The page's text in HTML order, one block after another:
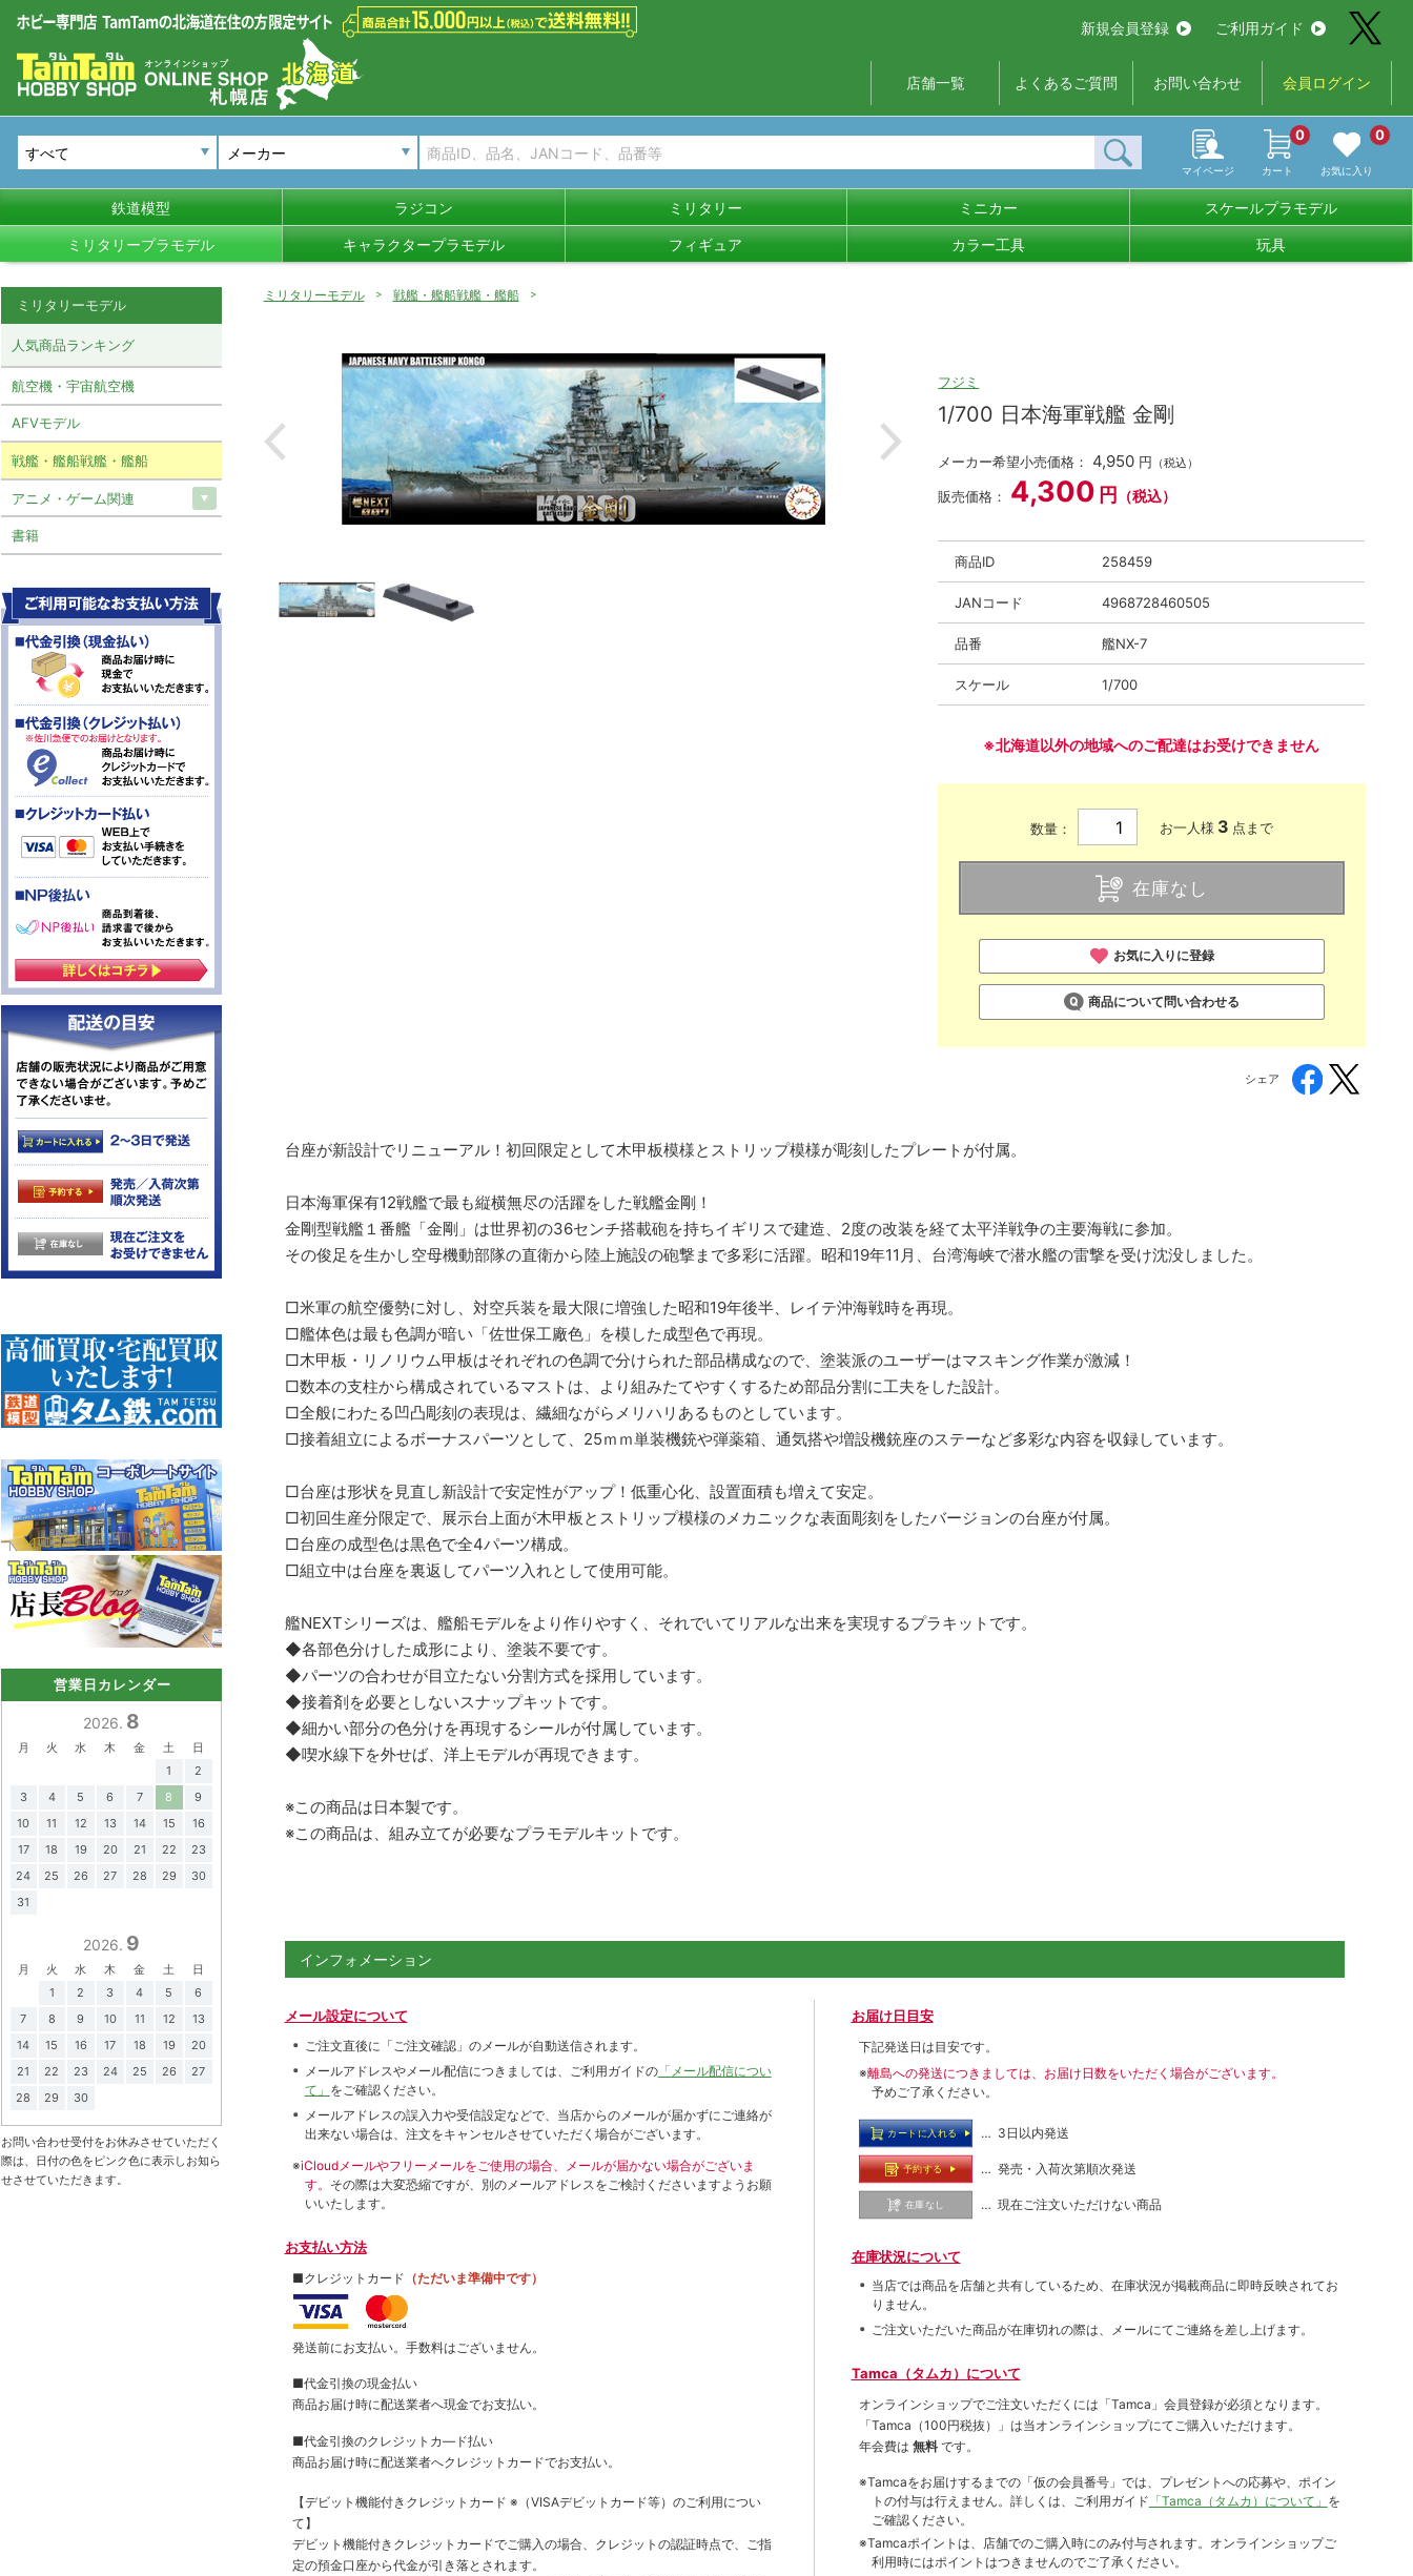
新規会員登録 ご利用ガイド
店舗一覧 よくあるご質問 お問い合わせ 会員ログイン
メーカー
マイページ カート
0
お気に入り
0
鉄道模型 ラジコン ミリタリー ミニカー スケールプラモデル
ミリタリープラモデル キャラクタープラモデル フィギュア カラー工具 玩具
ミリタリーモデル 戦艦・艦船戦艦・艦船
フジミ
1/700 日本海軍戦艦 金剛
メーカー希望小売価格： 4,950 円 （税込）
販売価格： 4,300 円 （税込）
商品ID 258459
JANコード 4968728460505
品番 艦NX-7
スケール 1/700
※北海道以外の地域へのご配達はお受けできません
数量： お一人様 3 点まで
在庫なし
お気に入りに登録
商品について問い合わせる
シェア
台座が新設計でリニューアル！初回限定として木甲板模様とストリップ模様が彫刻したプレートが付属。
日本海軍保有12戦艦で最も縦横無尽の活躍をした戦艦金剛！
金剛型戦艦１番艦「金剛」は世界初の36センチ搭載砲を持ちイギリスで建造、2度の改装を経て太平洋戦争の主要海戦に参加。
その俊足を生かし空母機動部隊の直衛から陸上施設の砲撃まで多彩に活躍。昭和19年11月、台湾海峡で潜水艦の雷撃を受け沈没しました。
□米軍の航空優勢に対し、対空兵装を最大限に増強した昭和19年後半、レイテ沖海戦時を再現。
□艦体色は最も色調が暗い「佐世保工廠色」を模した成型色で再現。
□木甲板・リノリウム甲板はそれぞれの色調で分けられた部品構成なので、塗装派のユーザーはマスキング作業が激減！
□数本の支柱から構成されているマストは、より組みたてやすくするため部品分割に工夫をした設計。
□全般にわたる凹凸彫刻の表現は、繊細ながらメリハリあるものとしています。
□接着組立によるボーナスパーツとして、25ｍｍ単装機銃や弾薬箱、通気搭や増設機銃座のステーなど多彩な内容を収録しています。
□台座は形状を見直し新設計で安定性がアップ！低重心化、設置面積も増えて安定。
□初回生産分限定で、展示台上面が木甲板とストリップ模様のメカニックな表面彫刻をしたバージョンの台座が付属。
□台座の成型色は黒色で全4パーツ構成。
□組立中は台座を裏返してパーツ入れとして使用可能。
艦NEXTシリーズは、艦船モデルをより作りやすく、それでいてリアルな出来を実現するプラキットです。
◆各部色分けした成形により、塗装不要です。
◆パーツの合わせが目立たない分割方式を採用しています。
◆接着剤を必要としないスナップキットです。
◆細かい部分の色分けを再現するシールが付属しています。
◆喫水線下を外せば、洋上モデルが再現できます。
※この商品は日本製です。
※この商品は、組み立てが必要なプラモデルキットです。
インフォメーション
メール設定について
ご注文直後に「ご注文確認」のメールが自動送信されます。
メールアドレスやメール配信につきましては、ご利用ガイドの「メール配信につい
て」 をご確認ください。
メールアドレスの誤入力や受信設定などで、当店からのメールが届かずにご連絡が
出来ない場合は、注文をキャンセルさせていただく場合がございます。
※iCloudメールやフリーメールをご使用の場合、メールが届かない場合がございま
す。 その際は大変恐縮ですが、別のメールアドレスをご検討くださいますようお願
いいたします。
お支払い方法
■クレジットカード （ただいま準備中です）
発送前にお支払い。手数料はございません。
■代金引換の現金払い
商品お届け時に配送業者へ現金でお支払い。
■代金引換のクレジットカ―ド払い
商品お届け時に配送業者へクレジットカードでお支払い。
【デビット機能付きクレジットカード ※（VISAデビットカード等） のご利用につい
て】
デビット機能付きクレジットカードでご購入の場合、クレジットの認証時点で、ご指
定の預金口座から代金が引き落とされます。
お届け日目安
下記発送日は目安です。
※離島への発送につきましては、お届け日数をいただく場合がございます。
予めご了承ください。
カートに入れる … 3日以内発送
予約する … 発売・入荷次第順次発送
在庫なし … 現在ご注文いただけない商品
在庫状況について
当店では商品を店舗と共有しているため、在庫状況が掲載商品に即時反映されてお
りません。
ご注文いただいた商品が在庫切れの際は、メールにてご連絡を差し上げます。
Tamca（タムカ）について
オンラインショップでご注⽂いただくには「Tamca」会員登録が必須となります。
「Tamca （100円税抜）
」は当オンラインショップにてご購⼊いただけます。
年会費は 無料 です。
※Tamcaをお届けするまでの「仮の会員番号」では、プレゼントへの応募や、ポイン
トの付与は⾏えません。詳しくは、ご利⽤ガイド 「Tamca（タムカ）について」 を
ご確認ください。
※Tamcaポイントは、店舗でのご購⼊時にのみ付与されます。オンラインショップご
利用時にはポイントはつきませんのでご了承ください。
ミリタリーモデル
人気商品ランキング
航空機・宇宙航空機
AFVモデル
戦艦・艦船戦艦・艦船
アニメ・ゲーム関連
書籍
営業日カレンダー
2026. 8
月 火 水 木 金 土
日
1
2
3
4 5 6 7 8
9
10
11 12 13 14 15
16
17
18 19 20 21 22
23
24
25 26 27 28 29
30
31
2026. 9
月 火 水 木 金 土
日
1
2 3 4 5
6
7
8 9 10 11 12
13
14
15 16 17 18 19
20
21
22 23 24 25 26
27
28
29 30
お問い合わせ受付をお休みさせていただく
際は、日付の色をピンク色に表示しお知ら
せさせていただきます。